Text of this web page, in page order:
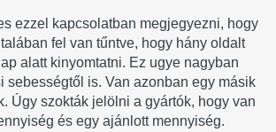
ezzel kapcsolatban megjegyezni, hogy
fel van tűntve, hogy hány oldalt
alatt kinyomtatni. Ez ugye nagyban
sebességtől is. Van azonban egy másik
Úgy szokták jelölni a gyártók, hogy van
és egy ajánlott mennyiség.